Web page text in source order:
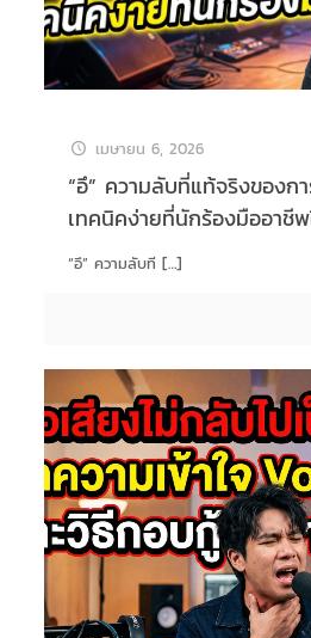
เมษายน 6, 2026
“อึ” ความลับที่แท้จริงของก
เทคนิคง่ายที่นักร้องมืออาชีพ
“อึ” ความลับที[…]